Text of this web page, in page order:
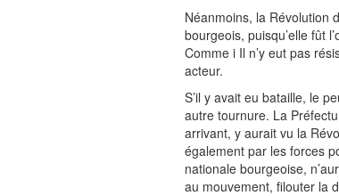
Néanmoins, la Révolution
bourgeois, puisqu’elle fût
Comme i Il n’y eut pas
acteur.
S’il y avait eu bataille, le
autre tournure. La
arrivant, y aurait vu la
également par les forces
nationale bourgeoise,
au mouvement, filouter la